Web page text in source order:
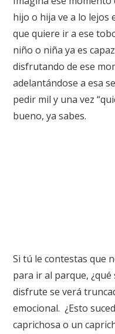
hijo o hija ve a lo lejos
que quiere ir a ese
niño o niña ya es
disfrutando de ese
adelantándose a esa
pedir mil y una vez
bueno, ya sabes.
Si tú le contestas que
para ir al parque, ¿qué
disfrute se verá
emocional. ¿Esto
caprichosa o un